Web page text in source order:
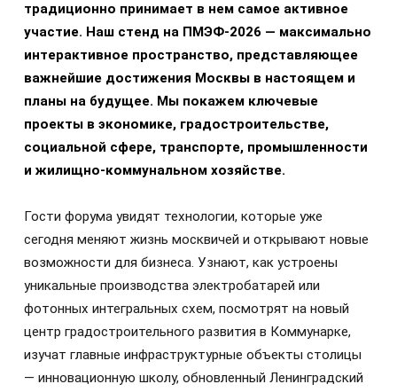
традиционно принимает в нем самое активное
участие. Наш стенд на ПМЭФ-2026 — максимально
интерактивное пространство, представляющее
важнейшие достижения Москвы в настоящем и
планы на будущее. Мы покажем ключевые
проекты в экономике, градостроительстве,
социальной сфере, транспорте, промышленности
и жилищно-коммунальном хозяйстве.
Гости форума увидят технологии, которые уже
сегодня меняют жизнь москвичей и открывают новые
возможности для бизнеса. Узнают, как устроены
уникальные производства электробатарей или
фотонных интегральных схем, посмотрят на новый
центр градостроительного развития в Коммунарке,
изучат главные инфраструктурные объекты столицы
— инновационную школу, обновленный Ленинградский